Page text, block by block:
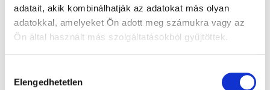
adatait, akik kombinálhatják az adatokat más olyan
adatokkal, amelyeket Ön adott meg számukra vagy az
Ön által használt más szolgáltatásokból gyűjtöttek.
kiválasztása
Elengedhetetlen